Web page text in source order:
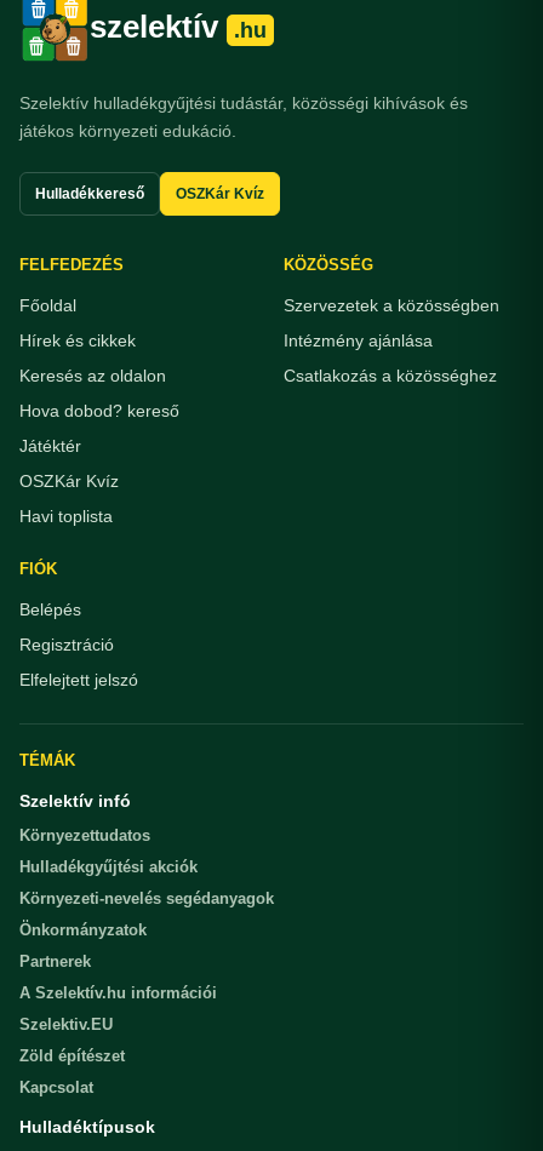
szelektív .hu
Szelektív hulladékgyűjtési tudástár, közösségi kihívások és
játékos környezeti edukáció.
Hulladékkereső OSZKár Kvíz
FELFEDEZÉS
Főoldal
Hírek és cikkek
Keresés az oldalon
Hova dobod? kereső
Játéktér
OSZKár Kvíz
Havi toplista
KÖZÖSSÉG
Szervezetek a közösségben
Intézmény ajánlása
Csatlakozás a közösséghez
FIÓK
Belépés
Regisztráció
Elfelejtett jelszó
TÉMÁK
Szelektív infó
Környezettudatos
Hulladékgyűjtési akciók
Környezeti-nevelés segédanyagok
Önkormányzatok
Partnerek
A Szelektív.hu információi
Szelektiv.EU
Zöld építészet
Kapcsolat
Hulladéktípusok